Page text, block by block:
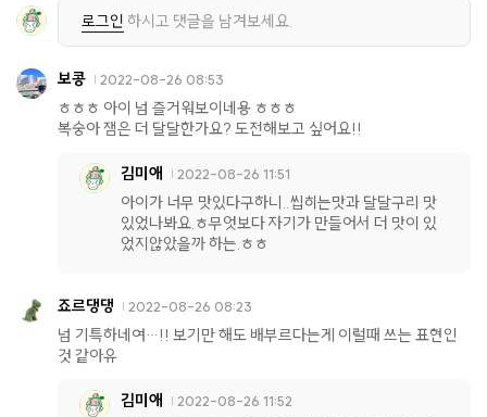
로그인 하시고 댓글을 남겨보세요.
보콩 2022-08-26 08:53
ㅎㅎㅎ 아이 넘 즐거워보이네용 ㅎㅎㅎ
복숭아 잼은 더 달달한가요? 도전해보고 싶어요!!
김미애 2022-08-26 11:51
아이가 너무 맛있다구하니..씹히는맛과 달달구리 맛
있었나봐요.ㅎ무엇보다 자기가 만들어서 더 맛이 있
었지않았을까 하는.ㅎㅎ
죠르댕댕 2022-08-26 08:23
넘 기특하네여…!! 보기만 해도 배부르다는게 이럴때 쓰는 표현인
것 같아유
김미애 2022-08-26 11:52